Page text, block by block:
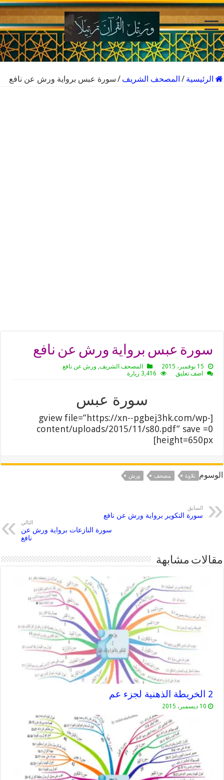
الرئيسية / المصحف الشريف / سورة عبس برواية ورش عن نافع
سورة عبس برواية ورش عن نافع
15 نوفمبر، 2015 المصحف الشريف, ورش عن نافع
اضف تعليق
3,416 زيارة
سورة عبس
[gview file=”https://xn--pgbej3hk.com/wp-
content/uploads/2015/11/s80.pdf” save =0
height=650px]
الوسوم تلاوة مصحف ورش
السابق
سورة التكوير برواية ورش عن نافع
التالي
سورة النازعات برواية ورش عن
نافع
مقالات مشابهة
2 الخريطة الذهنية لجزء عم
10 ديسمبر، 2015